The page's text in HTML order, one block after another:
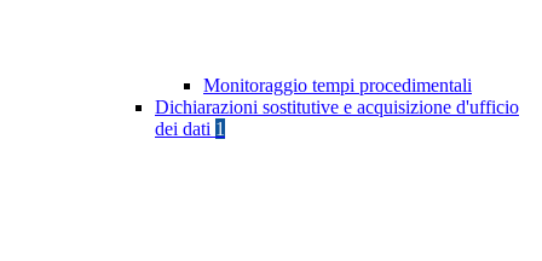
Monitoraggio tempi procedimentali
Dichiarazioni sostitutive e acquisizione d'ufficio
dei dati 1